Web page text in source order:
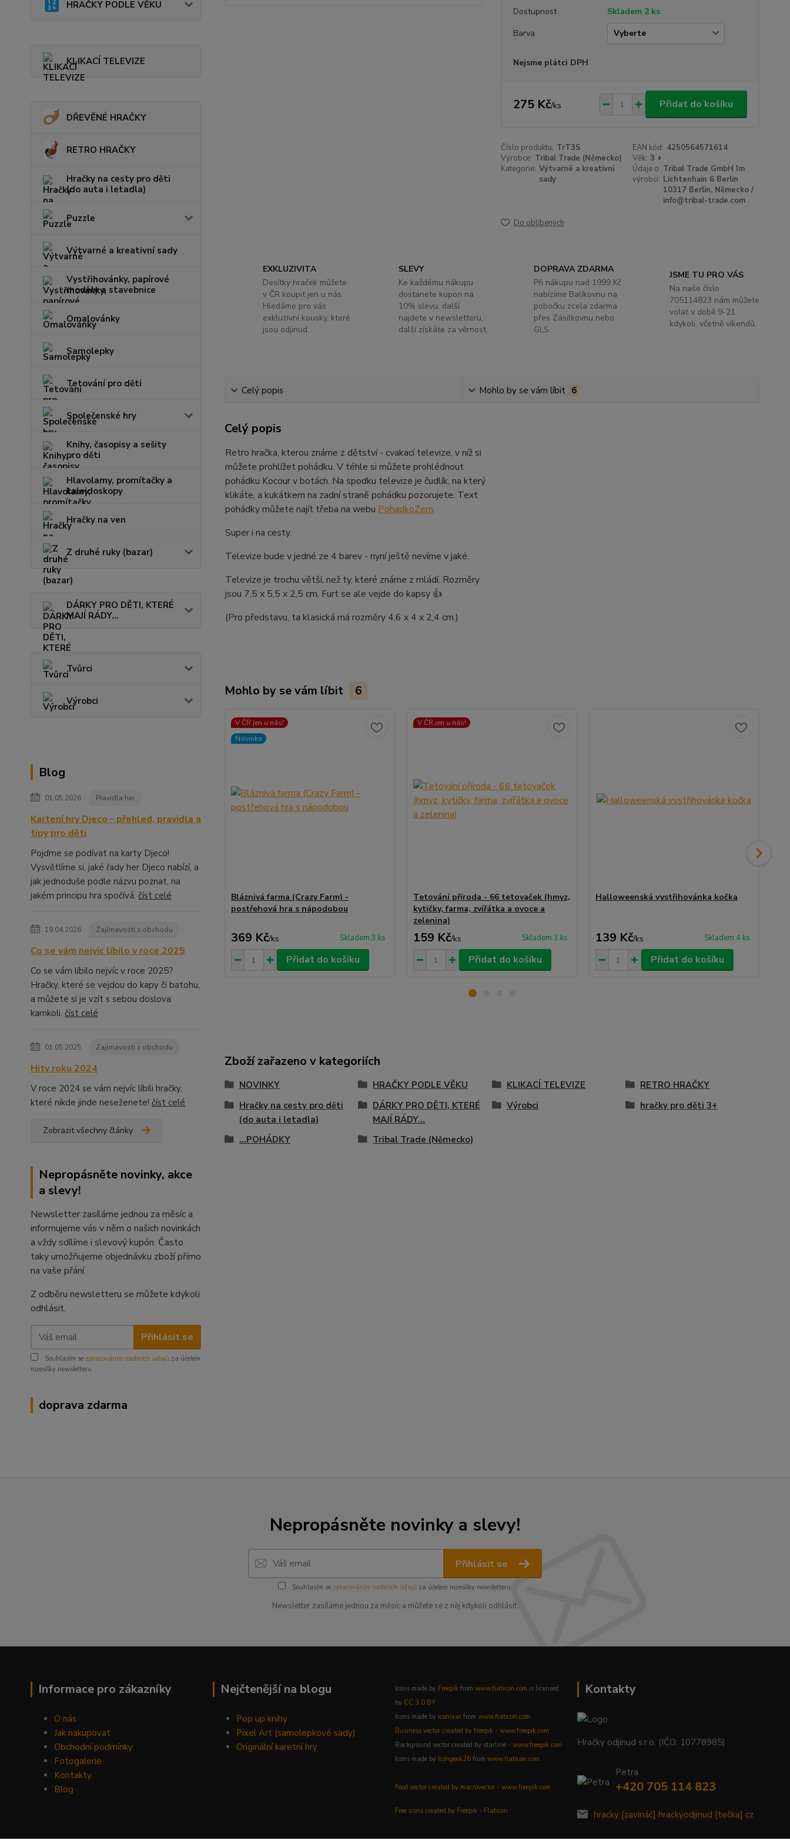
HRAČKY PODLE VĚKU
KLIKACÍ TELEVIZE
DŘEVĚNÉ HRAČKY
RETRO HRAČKY
Hračky na cesty pro děti
(do auta i letadla)
Puzzle
Výtvarné a kreativní sady
Vystřihovánky, papírové
modely a stavebnice
Omalovánky
Samolepky
Tetování pro děti
Společenské hry
Knihy, časopisy a sešity
pro děti
Hlavolamy, promítačky a
kaleidoskopy
Hračky na ven
Z druhé ruky (bazar)
DÁRKY PRO DĚTI, KTERÉ
MAJÍ RÁDY...
Tvůrci
Výrobci
Blog
01.05.2026 Pravidla her
Kartení hry Djeco - přehled, pravidla a
tipy pro děti
Pojďme se podívat na karty Djeco!
Vysvětlíme si, jaké řady her Djeco nabízí, a
jak jednoduše podle názvu poznat, na
jakém principu hra spočívá. číst celé
19.04.2026 Zajímavosti z obchodu
Co se vám nejvíc líbilo v roce 2025
Co se vám líbilo nejvíc v roce 2025?
Hračky, které se vejdou do kapy či batohu,
a můžete si je vzít s sebou doslova
kamkoli. číst celé
01.05.2025 Zajímavosti z obchodu
Hity roku 2024
V roce 2024 se vám nejvíc líbili hračky,
které nikde jinde neseženete! číst celé
Zobrazit všechny články
Nepropásněte novinky, akce
a slevy!
Newsletter zasíláme jednou za měsíc a
informujeme vás v něm o našich novinkách
a vždy sdílíme i slevový kupón. Často
taky umožňujeme objednávku zboží přímo
na vaše přání.
Z odběru newsletteru se můžete kdykoli
odhlásit.
Přihlásit se
Souhlasím se zpracováním osobních údajů za účelem
rozesílky newsletteru.
doprava zdarma
Dostupnost
Skladem 2 ks
Barva
Nejsme plátci DPH
275 Kč/ks Přidat do košíku
Číslo produktu: TrT3S EAN kód: 4250564571614
Výrobce: Tribal Trade (Německo) Věk: 3 +
Kategorie: Výtvarné a kreativní
sady
Údaje o
výrobci:
Tribal Trade GmbH Im
Lichtenhain 6 Berlin
10317 Berlin, Německo /
info@tribal-trade.com
Do oblíbených
EXKLUZIVITA
Desítky hraček můžete
v ČR koupit jen u nás.
Hledáme pro vás
exkluzivní kousky, které
jsou odjinud.
SLEVY
Ke každému nákupu
dostanete kupon na
10% slevu, další
najdete v newsletteru,
další získáte za věrnost.
DOPRAVA ZDARMA
Při nákupu nad 1999 Kč
nabízíme Balíkovnu na
pobočku zcela zdarma
přes Zásilkovnu nebo
GLS.
JSME TU PRO VÁS
Na naše číslo
705114823 nám můžete
volat v době 9-21
kdykoli, včetně víkendů.
Celý popis Mohlo by se vám líbit 6
Celý popis
Retro hračka, kterou známe z dětství - cvakací televize, v níž si
můžete prohlížet pohádku. V téhle si můžete prohlédnout
pohádku Kocour v botách. Na spodku televize je čudlík, na který
klikáte, a kukátkem na zadní straně pohádku pozorujete. Text
pohádky můžete najít třeba na webu PohadkoZem.
Super i na cesty.
Televize bude v jedné ze 4 barev - nyní ještě nevíme v jaké.
Televize je trochu větší, než ty, které známe z mládí. Rozměry
jsou 7,5 x 5,5 x 2,5 cm. Furt se ale vejde do kapsy 👍
(Pro představu, ta klasická má rozměry 4,6 x 4 x 2,4 cm.)
Mohlo by se vám líbit 6
V ČR jen u nás!
Novinka
Bláznivá farma (Crazy Farm) -
postřehová hra s nápodobou
369 Kč/ks Skladem 3 ks
Přidat do košíku
V ČR jen u nás!
Tetování příroda - 66 tetovaček (hmyz,
kytičky, farma, zvířátka a ovoce a
zelenina)
159 Kč/ks Skladem 3 ks
Přidat do košíku
Halloweenská vystřihovánka kočka
139 Kč/ks Skladem 4 ks
Přidat do košíku
Zboží zařazeno v kategoriích
NOVINKY HRAČKY PODLE VĚKU KLIKACÍ TELEVIZE
RETRO HRAČKY
Hračky na cesty pro děti
(do auta i letadla)
DÁRKY PRO DĚTI, KTERÉ
MAJÍ RÁDY...
Výrobci hračky pro děti 3+
...POHÁDKY Tribal Trade (Německo)
Nepropásněte novinky a slevy!
Přihlásit se
Souhlasím se zpracováním osobních údajůza účelem rozesílky newsletteru.
Newsletter zasíláme jednou za měsíc a můžete se z něj kdykoli odhlásit.
Informace pro zákazníky
O nás
Jak nakupovat
Obchodní podmínky
Fotogalerie
Kontakty
Blog
Nejčtenější na blogu
Pop up knihy
Pixel Art (samolepkové sady)
Originální karetní hry
Icons made by Freepik from www.flaticon.com is licensed
by CC 3.0 BY
Icons made by iconixar from www.flaticon.com
Business vector created by freepik - www.freepik.com
Background vector created by starline - www.freepik.com
Icons made by Icongeek26 from www.flaticon.com
Food vector created by macrovector - www.freepik.com
Free icons created by Freepik - Flaticon
Kontakty
Hračky odjinud s.r.o. (IČO: 10778985)
Petra
+420 705 114 823
hracky [zavináč] hrackyodjinud [tečka] cz